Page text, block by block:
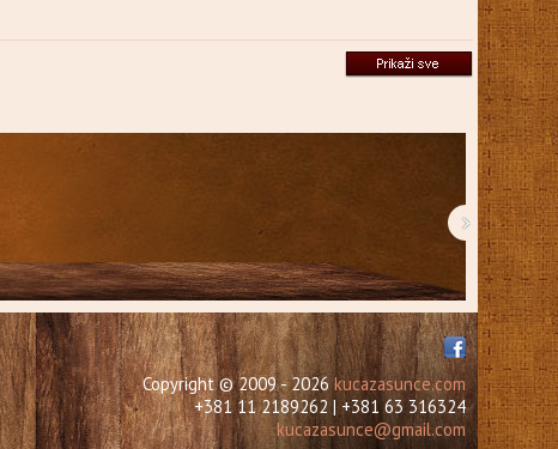
›
Copyright © 2009 - 2026kucazasunce.com
+381 11 2189262 | +381 63 316324
kucazasunce@gmail.com